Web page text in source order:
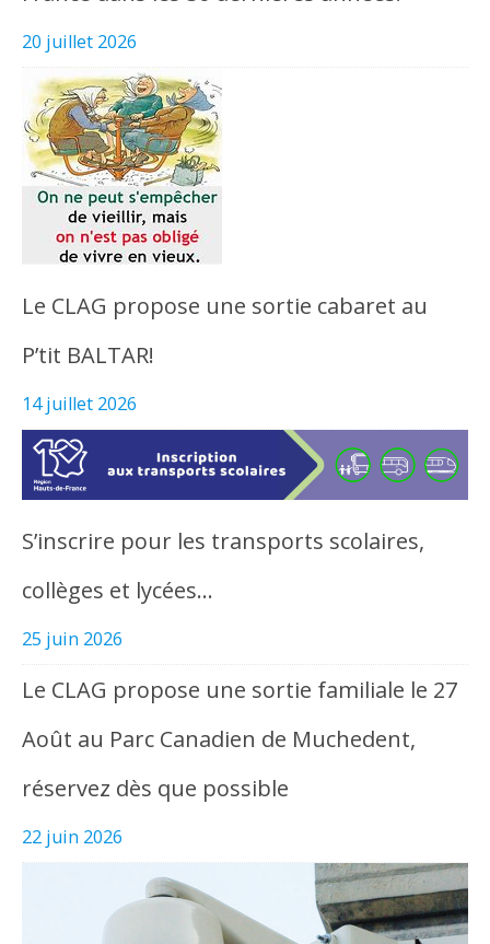
20 juillet 2026
Le CLAG propose une sortie cabaret au
P’tit BALTAR!
14 juillet 2026
S’inscrire pour les transports scolaires,
collèges et lycées…
25 juin 2026
Le CLAG propose une sortie familiale le 27
Août au Parc Canadien de Muchedent,
réservez dès que possible
22 juin 2026